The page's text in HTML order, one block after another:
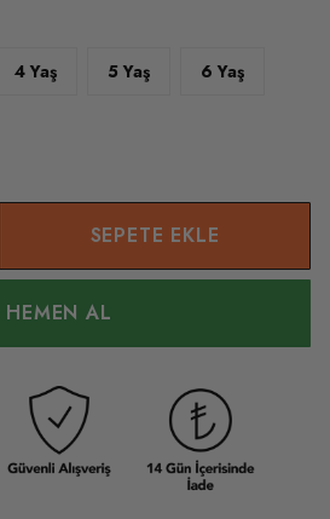
4 Yaş 5 Yaş 6 Yaş
SEPETE EKLE
HEMEN AL